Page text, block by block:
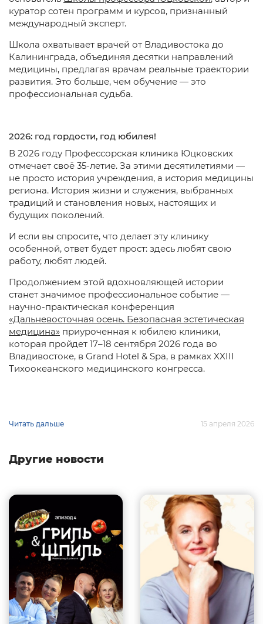
куратор сотен программ и курсов, признанный
международный эксперт.
Школа охватывает врачей от Владивостока до
Калининграда, объединяя десятки направлений
медицины, предлагая врачам реальные траектории
развития. Это больше, чем обучение — это
профессиональная судьба.
2026: год гордости, год юбилея!
В 2026 году Профессорская клиника Юцковских
отмечает своё 35-летие. За этими десятилетиями —
не просто история учреждения, а история медицины
региона. История жизни и служения, выбранных
традиций и становления новых, настоящих и
будущих поколений.
И если вы спросите, что делает эту клинику
особенной, ответ будет прост: здесь любят свою
работу, любят людей.
Продолжением этой вдохновляющей истории
станет значимое профессиональное событие —
научно-практическая конференция
«Дальневосточная осень. Безопасная эстетическая
медицина» приуроченная к юбилею клиники,
которая пройдет 17–18 сентября 2026 года во
Владивостоке, в Grand Hotel & Spa, в рамках XXIII
Тихоокеанского медицинского конгресса.
Читать дальше 15 апреля 2026
Другие новости